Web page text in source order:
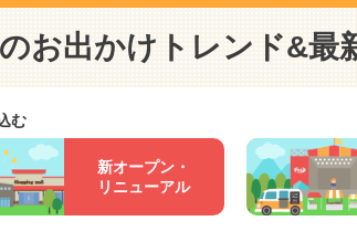
お出かけトレンド&最
む
新オープン・
リニューアル